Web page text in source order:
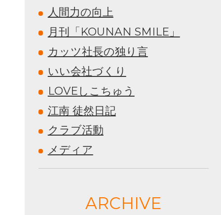
人間力の向上
月刊「KOUNAN SMILE」
カッツ社長の独り言
いい会社づくり
LOVEしこちゅう
江南 徒然日記
クラブ活動
メディア
ARCHIVE